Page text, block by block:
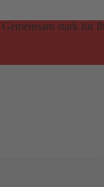
Gemeinsam stark für